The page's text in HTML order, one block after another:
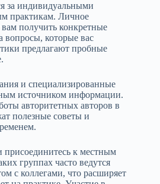
за индивидуальными
практикам. Личное
получить конкретные
вопросы, которые вас
предлагают пробные
и специализированные
источником информации.
авторитетных авторов в
полезные советы и
присоединитесь к местным
группах часто ведутся
с коллегами, что расширяет